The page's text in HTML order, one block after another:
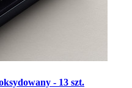
- 13 szt.